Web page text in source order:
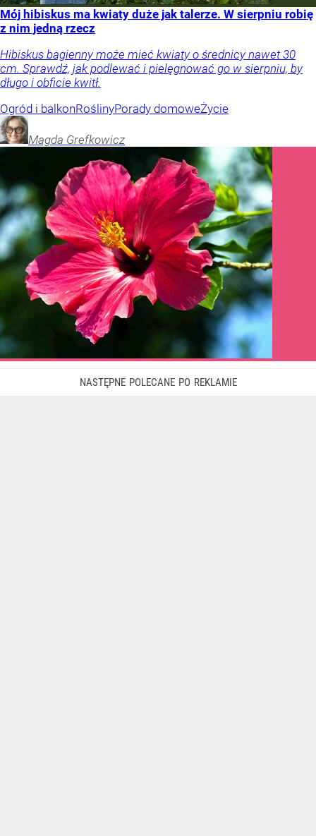
Mój hibiskus ma kwiaty duże jak talerze. W sierpniu robię
z nim jedną rzecz
Hibiskus bagienny może mieć kwiaty o średnicy nawet 30
cm. Sprawdź, jak podlewać i pielęgnować go w sierpniu, by
długo i obficie kwitł.
Ogród i balkonRoślinyPorady domoweŻycie
Magda Grefkowicz